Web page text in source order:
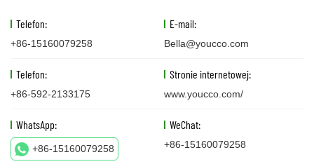
Telefon:
+86-15160079258
E-mail:
Bella@youcco.com
Telefon:
+86-592-2133175
Stronie internetowej:
www.youcco.com/
WhatsApp:
+86-15160079258
WeChat:
+86-15160079258